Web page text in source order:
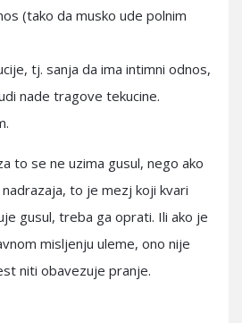
(tako da musko ude polnim
tj. sanja da ima intimni odnos,
nade tragove tekucine.
to se ne uzima gusul, nego ako
to je mezj koji kvari
gusul, treba ga oprati. Ili ako je
misljenju uleme, ono nije
niti obavezuje pranje.